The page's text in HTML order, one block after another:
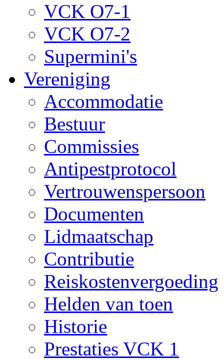
VCK O7-1
VCK O7-2
Supermini's
Vereniging
Accommodatie
Bestuur
Commissies
Antipestprotocol
Vertrouwenspersoon
Documenten
Lidmaatschap
Contributie
Reiskostenvergoeding
Helden van toen
Historie
Prestaties VCK 1